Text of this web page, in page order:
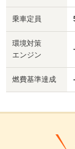
乗車定員
環境対策
エンジン
-
燃費基準達成 -